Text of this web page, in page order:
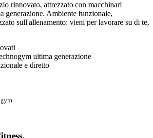
rinnovato, attrezzato con macchinari
generazione. Ambiente funzionale,
sull'allenamento: vieni per lavorare su di te,
ultima generazione
e diretto